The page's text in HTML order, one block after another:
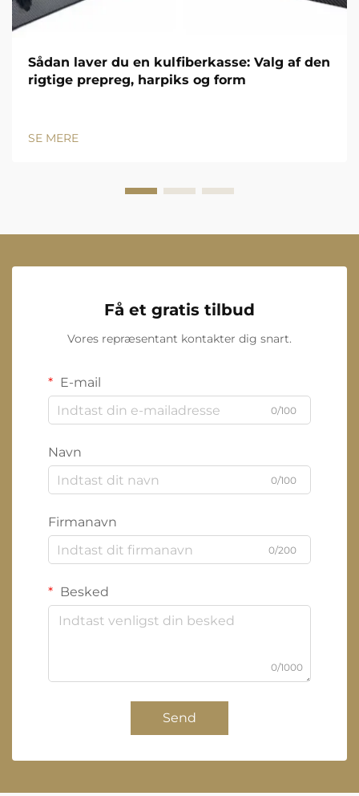
Sådan laver du en kulfiberkasse: Valg af den
rigtige prepreg, harpiks og form
SE MERE
Få et gratis tilbud
Vores repræsentant kontakter dig snart.
E-mail
0/100
Navn
0/100
Firmanavn
0/200
Besked
0/1000
Send